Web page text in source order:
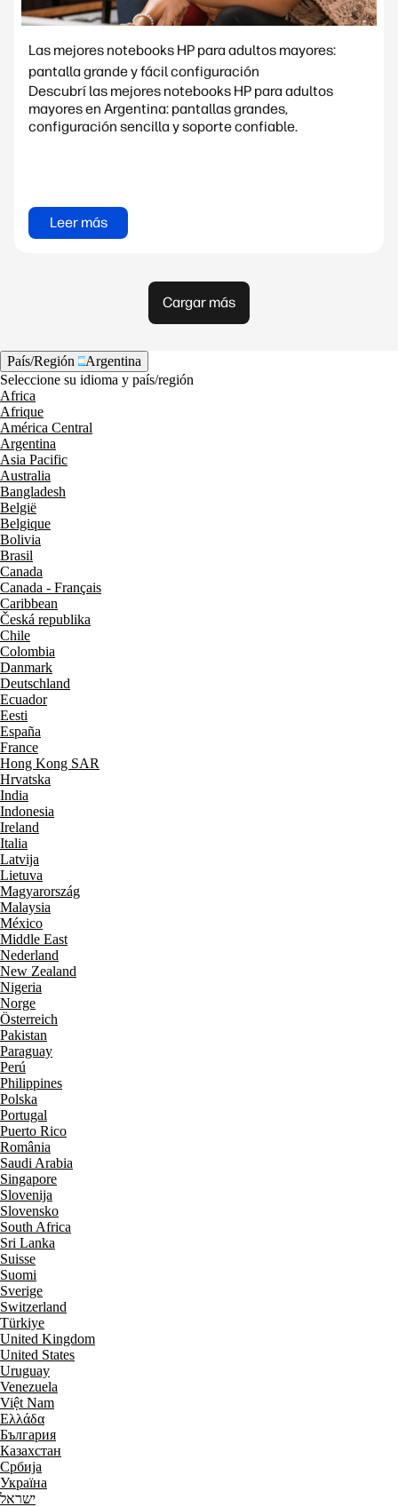
Las mejores notebooks HP para adultos mayores:
pantalla grande y fácil configuración
Descubrí las mejores notebooks HP para adultos
mayores en Argentina: pantallas grandes,
configuración sencilla y soporte confiable.
Leer más
Cargar más
País/Región
Argentina
Seleccione su idioma y país/región
Africa
Afrique
América Central
Argentina
Asia Pacific
Australia
Bangladesh
België
Belgique
Bolivia
Brasil
Canada
Canada - Français
Caribbean
Česká republika
Chile
Colombia
Danmark
Deutschland
Ecuador
Eesti
España
France
Hong Kong SAR
Hrvatska
India
Indonesia
Ireland
Italia
Latvija
Lietuva
Magyarország
Malaysia
México
Middle East
Nederland
New Zealand
Nigeria
Norge
Österreich
Pakistan
Paraguay
Perú
Philippines
Polska
Portugal
Puerto Rico
România
Saudi Arabia
Singapore
Slovenija
Slovensko
South Africa
Sri Lanka
Suisse
Suomi
Sverige
Switzerland
Türkiye
United Kingdom
United States
Uruguay
Venezuela
Việt Nam
Ελλάδα
България
Казахстан
Србија
Україна
ישראל